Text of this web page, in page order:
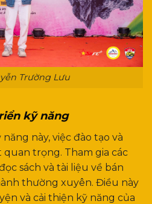
Trường Lưu
kỹ năng
này, việc đào tạo và
trọng. Tham gia các
sách và tài liệu về bán
thường xuyên. Điều này
và cải thiện kỹ năng của